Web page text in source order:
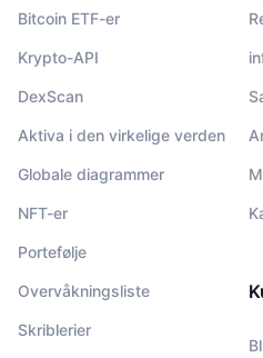
Bitcoin ETF-er
Krypto-API
DexScan
Aktiva i den virkelige verden
Globale diagrammer
NFT-er
Portefølje
Overvåkningsliste
Skriblerier